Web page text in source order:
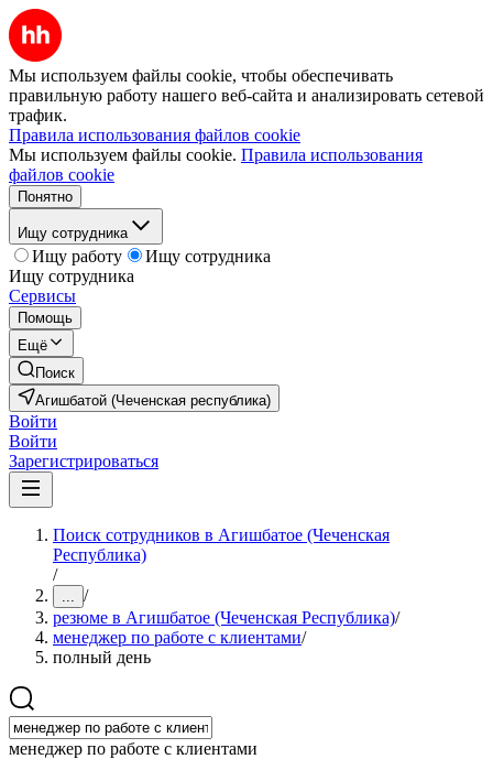
Мы используем файлы cookie, чтобы обеспечивать
правильную работу нашего веб-сайта и анализировать сетевой
трафик.
Правила использования файлов cookie
Мы используем файлы cookie. Правила использования
файлов cookie
Понятно
Ищу сотрудника
Ищу работу
Ищу сотрудника
Ищу сотрудника
Сервисы
Помощь
Ещё
Поиск
Агишбатой (Чеченская республика)
Войти
Войти
Зарегистрироваться
Поиск сотрудников в Агишбатое (Чеченская
Республика)
/
... /
резюме в Агишбатое (Чеченская Республика)/
менеджер по работе с клиентами/
полный день
менеджер по работе с клиентами